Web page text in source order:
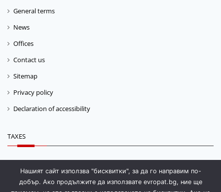
General terms
News
Offices
Contact us
Sitemap
Privacy policy
Declaration of accessibility
TAXES
Fuel tax
Storage fee
Нашият сайт използва "бисквитки", за да го направим по-
добър. Ако продължите да използвате evropat.bg, ние ще